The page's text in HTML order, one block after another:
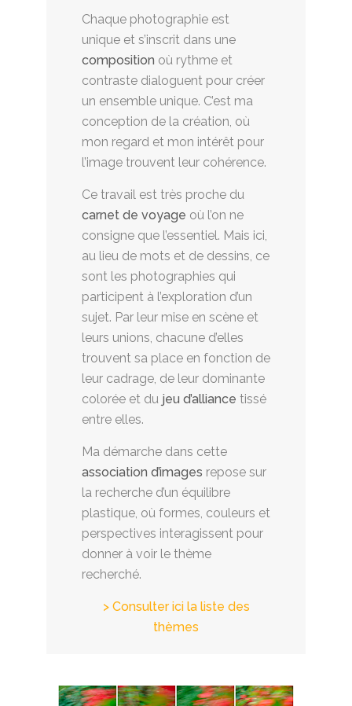
Chaque photographie est
unique et s’inscrit dans une
composition où rythme et
contraste dialoguent pour créer
un ensemble unique. C’est ma
conception de la création, où
mon regard et mon intérêt pour
l’image trouvent leur cohérence.
Ce travail est très proche du
carnet de voyage où l’on ne
consigne que l’essentiel. Mais ici,
au lieu de mots et de dessins, ce
sont les photographies qui
participent à l’exploration d’un
sujet. Par leur mise en scène et
leurs unions, chacune d’elles
trouvent sa place en fonction de
leur cadrage, de leur dominante
colorée et du jeu d’alliance tissé
entre elles.
Ma démarche dans cette
association d’images repose sur
la recherche d’un équilibre
plastique, où formes, couleurs et
perspectives interagissent pour
donner à voir le thème
recherché.
> Consulter ici la liste des
thèmes